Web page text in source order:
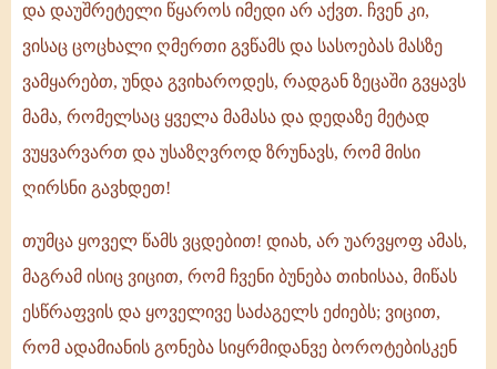
და დაუშრეტელი წყაროს იმედი არ აქვთ. ჩვენ კი,
ვისაც ცოცხალი ღმერთი გვწამს და სასოებას მასზე
ვამყარებთ, უნდა გვიხაროდეს, რადგან ზეცაში გვყავს
მამა, რომელსაც ყველა მამასა და დედაზე მეტად
ვუყვარვართ და უსაზღვროდ ზრუნავს, რომ მისი
ღირსნი გავხდეთ!
თუმცა ყოველ წამს ვცდებით! დიახ, არ უარვყოფ ამას,
მაგრამ ისიც ვიცით, რომ ჩვენი ბუნება თიხისაა, მიწას
ესწრაფვის და ყოველივე საძაგელს ეძიებს; ვიცით,
რომ ადამიანის გონება სიყრმიდანვე ბოროტებისკენ